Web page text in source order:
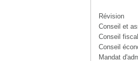
Révision
Conseil et
Conseil fiscal
Conseil
Mandat